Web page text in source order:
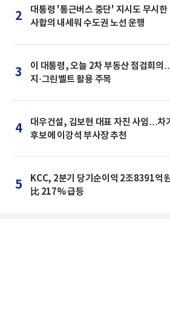
2
대통령 '통근버스 중단' 지시도 무시
사합의 내세워 수도권 노선 운행
3
이 대통령, 오늘 2차 부동산 점검회의
지·그린벨트 활용 주목
4
대우건설, 김보현 대표 자진 사임…차
후보에 이강석 부사장 추천
5
KCC, 2분기 당기순이익 2조8391억
比 217% 급등